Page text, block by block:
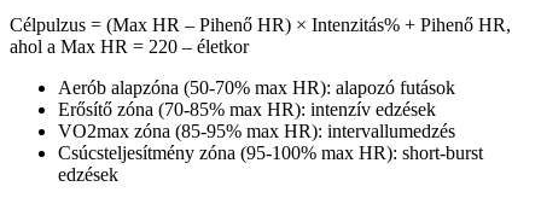
Célpulzus = (Max HR – Pihenő HR) × Intenzitás% + Pihenő HR,
ahol a Max HR = 220 – életkor
Aerób alapzóna (50-70% max HR): alapozó futások
Erősítő zóna (70-85% max HR): intenzív edzések
VO2max zóna (85-95% max HR): intervallumedzés
Csúcsteljesítmény zóna (95-100% max HR): short-burst
edzések